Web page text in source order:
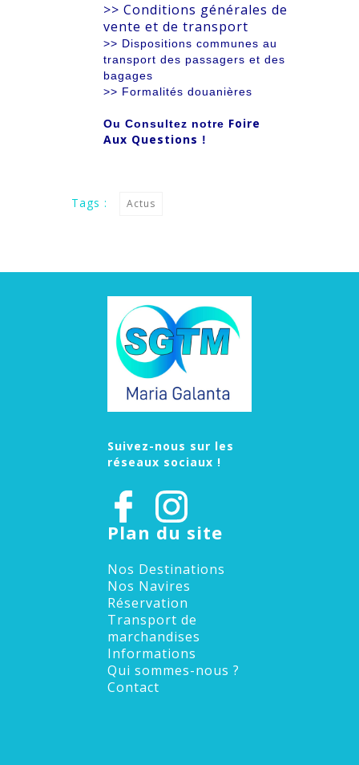
>> Conditions générales de
vente et de transport
>> Dispositions communes au
transport des passagers et des
bagages
>> Formalités douanières
Ou Consultez notre Foire
Aux Questions !
Tags : Actus
Suivez-nous sur les
réseaux sociaux !
Plan du site
Nos Destinations
Nos Navires
Réservation
Transport de
marchandises
Informations
Qui sommes-nous ?
Contact